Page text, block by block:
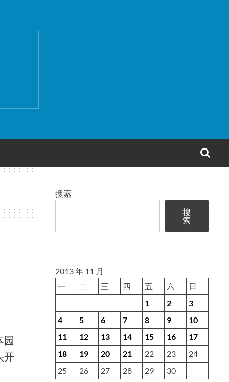
园
开
搜索
搜
索
2013 年 11 月
一
二 三 四 五 六
日
1
2
3
4
5 6 7 8 9
10
11
12 13 14 15 16
17
18
19 20 21 22 23
24
25
26 27 28 29 30